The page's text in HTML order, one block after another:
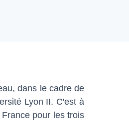
dans le cadre de
Lyon II. C'est à
pour les trois